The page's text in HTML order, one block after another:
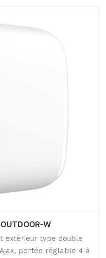
W
extérieur type double
portée réglable 4 à